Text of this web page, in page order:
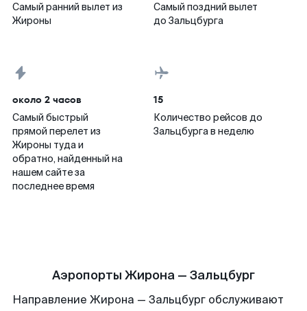
Самый ранний вылет из
Жироны
Самый поздний вылет
до Зальцбурга
около 2 часов
Самый быстрый
прямой перелет из
Жироны туда и
обратно, найденный на
нашем сайте за
последнее время
15
Количество рейсов до
Зальцбурга в неделю
Аэропорты Жирона — Зальцбург
Направление Жирона — Зальцбург обслуживают